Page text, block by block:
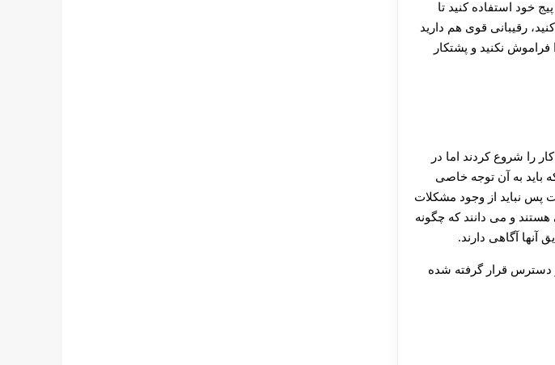
خود استفاده کنید تا
رقیبانی قوی هم دارید
فراموش نکنید و پشتکار
را شروع کردند اما در
باید به آن توجه خاصی
پس نباید از وجود مشکلات
و می دانند که چگونه
آنها آگاهی دارند.
دسترس قرار گرفته شده